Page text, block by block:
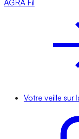
AGRA Fil
Votre veille sur